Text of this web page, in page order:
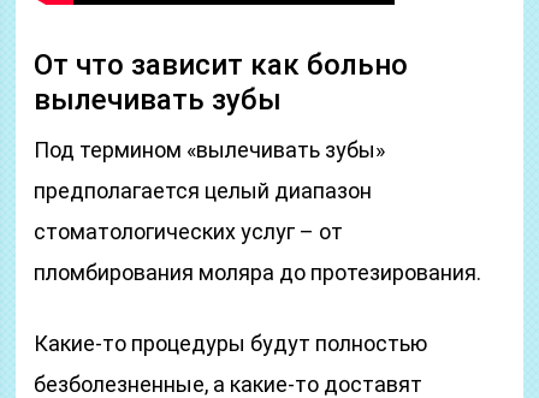
От что зависит как больно
вылечивать зубы
Под термином «вылечивать зубы»
предполагается целый диапазон
стоматологических услуг – от
пломбирования моляра до протезирования.
Какие-то процедуры будут полностью
безболезненные, а какие-то доставят